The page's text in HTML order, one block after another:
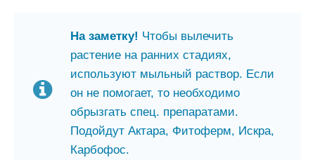
На заметку! Чтобы вылечить
растение на ранних стадиях,
используют мыльный раствор. Если
он не помогает, то необходимо
обрызгать спец. препаратами.
Подойдут Актара, Фитоферм, Искра,
Карбофос.